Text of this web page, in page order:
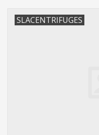
Wenskaarten
SLACENTRIFUGES